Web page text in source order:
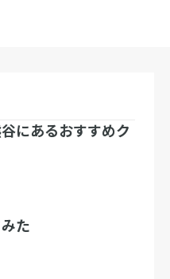
にあるおすすめク
た